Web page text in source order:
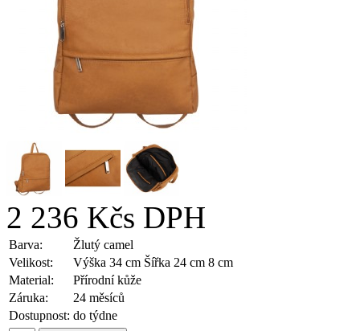
2 236 Kčs DPH
Barva:
Žlutý camel
Velikost:
Výška 34 cm Šířka 24 cm 8 cm
Material:
Přírodní kůže
Záruka:
24 měsíců
Dostupnost: do týdne